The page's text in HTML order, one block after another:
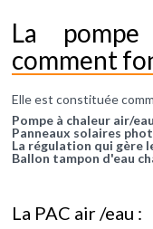
La
comment
Elle est constituée
Pompe à chaleur air/eau
Panneaux solaires
La régulation qui gère
Ballon tampon d'eau
La PAC air /eau :